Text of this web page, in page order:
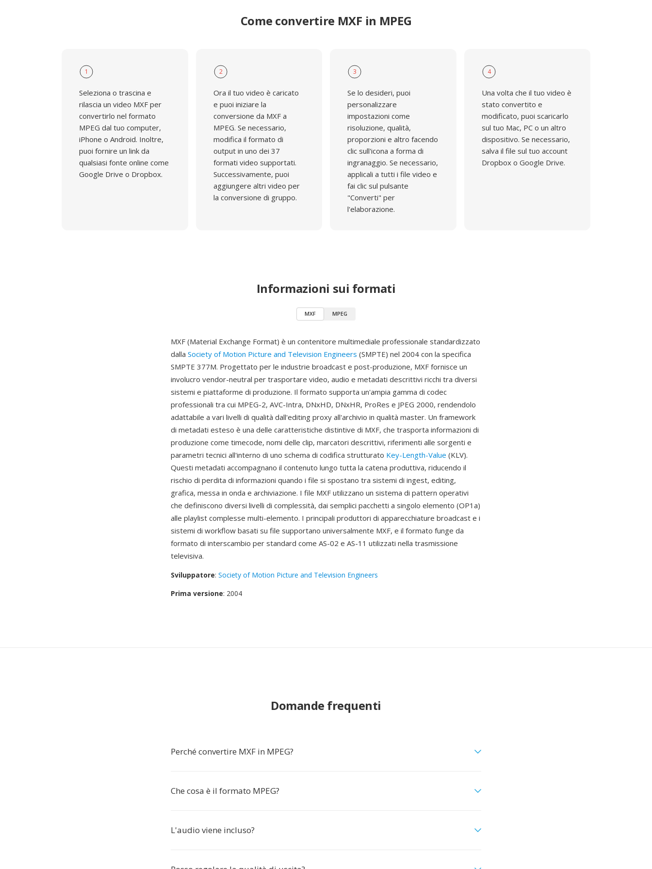
Come convertire MXF in MPEG
1
Seleziona o trascina e
rilascia un video MXF per
convertirlo nel formato
MPEG dal tuo computer,
iPhone o Android. Inoltre,
puoi fornire un link da
qualsiasi fonte online come
Google Drive o Dropbox.
2
Ora il tuo video è caricato
e puoi iniziare la
conversione da MXF a
MPEG. Se necessario,
modifica il formato di
output in uno dei 37
formati video supportati.
Successivamente, puoi
aggiungere altri video per
la conversione di gruppo.
3
Se lo desideri, puoi
personalizzare
impostazioni come
risoluzione, qualità,
proporzioni e altro facendo
clic sull'icona a forma di
ingranaggio. Se necessario,
applicali a tutti i file video e
fai clic sul pulsante
"Converti" per
l'elaborazione.
4
Una volta che il tuo video è
stato convertito e
modificato, puoi scaricarlo
sul tuo Mac, PC o un altro
dispositivo. Se necessario,
salva il file sul tuo account
Dropbox o Google Drive.
Informazioni sui formati
MXF MPEG
MXF (Material Exchange Format) è un contenitore multimediale professionale standardizzato
dalla Society of Motion Picture and Television Engineers (SMPTE) nel 2004 con la specifica
SMPTE 377M. Progettato per le industrie broadcast e post-produzione, MXF fornisce un
involucro vendor-neutral per trasportare video, audio e metadati descrittivi ricchi tra diversi
sistemi e piattaforme di produzione. Il formato supporta un'ampia gamma di codec
professionali tra cui MPEG-2, AVC-Intra, DNxHD, DNxHR, ProRes e JPEG 2000, rendendolo
adattabile a vari livelli di qualità dall'editing proxy all'archivio in qualità master. Un framework
di metadati esteso è una delle caratteristiche distintive di MXF, che trasporta informazioni di
produzione come timecode, nomi delle clip, marcatori descrittivi, riferimenti alle sorgenti e
parametri tecnici all'interno di uno schema di codifica strutturato Key-Length-Value (KLV).
Questi metadati accompagnano il contenuto lungo tutta la catena produttiva, riducendo il
rischio di perdita di informazioni quando i file si spostano tra sistemi di ingest, editing,
grafica, messa in onda e archiviazione. I file MXF utilizzano un sistema di pattern operativi
che definiscono diversi livelli di complessità, dai semplici pacchetti a singolo elemento (OP1a)
alle playlist complesse multi-elemento. I principali produttori di apparecchiature broadcast e i
sistemi di workflow basati su file supportano universalmente MXF, e il formato funge da
formato di interscambio per standard come AS-02 e AS-11 utilizzati nella trasmissione
televisiva.
Sviluppatore: Society of Motion Picture and Television Engineers
Prima versione: 2004
Domande frequenti
Perché convertire MXF in MPEG?
Che cosa è il formato MPEG?
L'audio viene incluso?